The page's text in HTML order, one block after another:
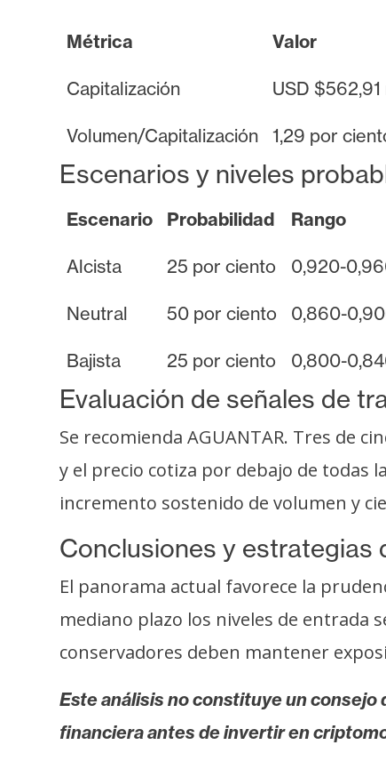
d
d
Métrica Valor
Capitalización USD
Volumen/Capitalización 1,29 por
Escenarios y niveles
Escenario Probabilidad Rango
Alcista 25 por ciento 0,920-
Neutral 50 por ciento 0,860-
Bajista 25 por ciento 0,800-
Evaluación de señales de
Se recomienda AGUANTAR. Tres de
y el precio cotiza por debajo de todas
incremento sostenido de volumen y
Conclusiones y estrategias
El panorama actual favorece la
mediano plazo los niveles de entrada
conservadores deben mantener
Este análisis no constituye un
financiera antes de invertir en